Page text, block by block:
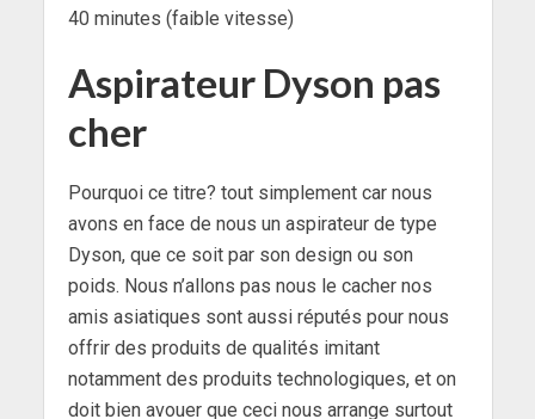
40 minutes (faible vitesse)
Aspirateur Dyson pas
cher
Pourquoi ce titre? tout simplement car nous
avons en face de nous un aspirateur de type
Dyson, que ce soit par son design ou son
poids. Nous n’allons pas nous le cacher nos
amis asiatiques sont aussi réputés pour nous
offrir des produits de qualités imitant
notamment des produits technologiques, et on
doit bien avouer que ceci nous arrange surtout